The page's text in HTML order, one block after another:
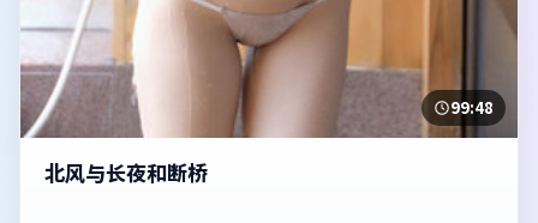
99:48
北风与长夜和断桥